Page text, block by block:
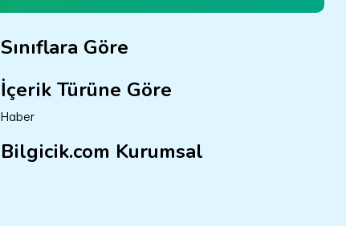
Sınıflara Göre
İçerik Türüne Göre
Haber
Bilgicik.com Kurumsal